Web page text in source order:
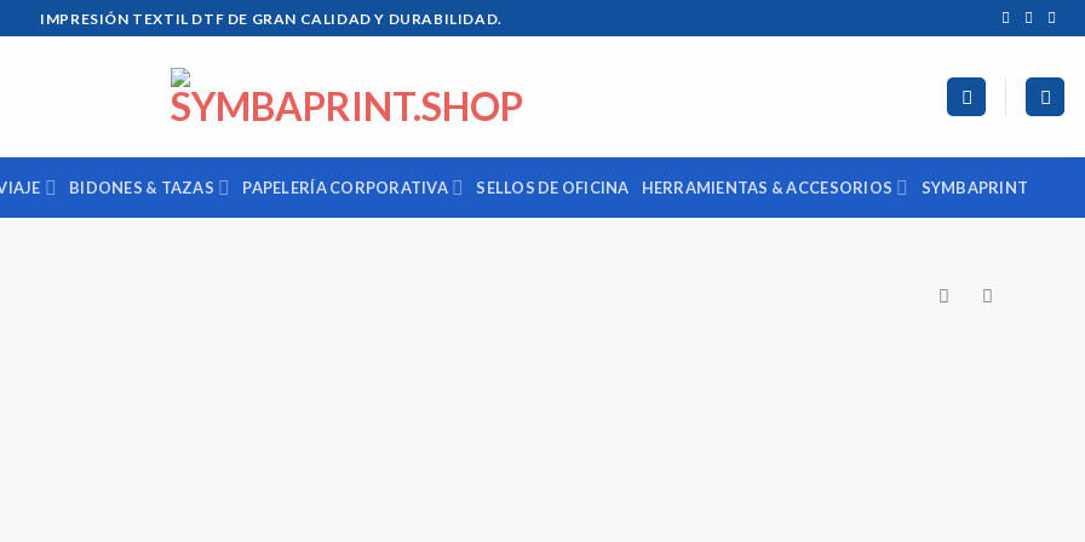
IMPRESIÓN TEXTIL DTF DE GRAN CALIDAD Y DURABILIDAD.
BIDONES & TAZAS PAPELERÍA CORPORATIVA SELLOS DE OFICINA HERRAMIENTAS & ACCESORIOS SYMBAPRINT